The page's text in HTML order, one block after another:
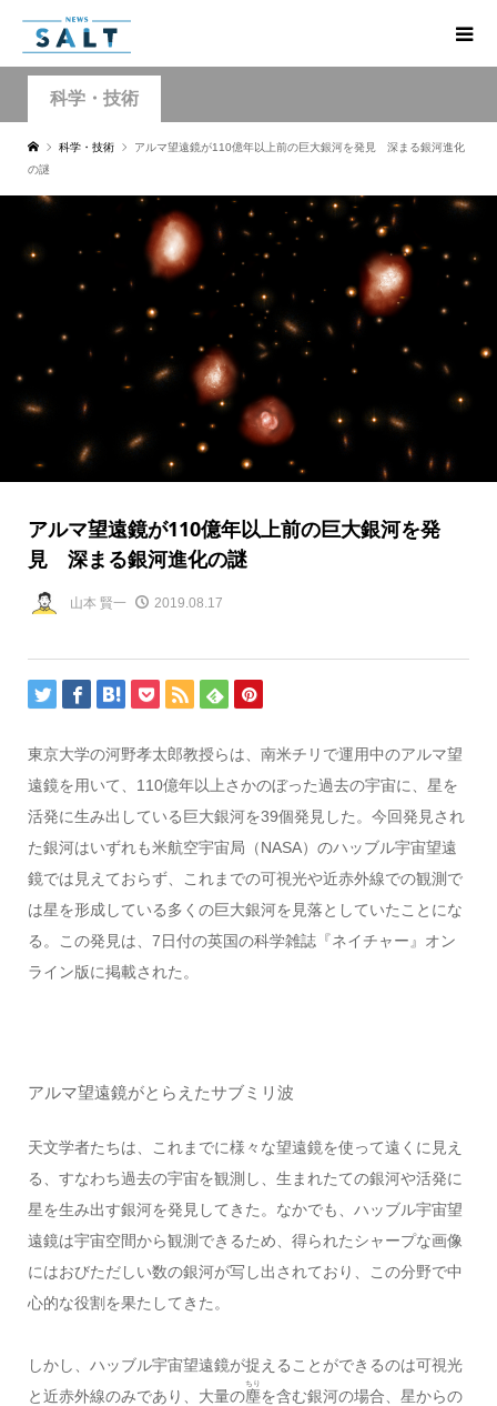
科学・技術
科学・技術
アルマ望遠鏡が110億年以上前の巨大銀河を発見 深まる銀河進化
の謎
アルマ望遠鏡が110億年以上前の巨大銀河を発
見 深まる銀河進化の謎
山本 賢一 2019.08.17
東京大学の河野孝太郎教授らは、南米チリで運用中のアルマ望
遠鏡を用いて、110億年以上さかのぼった過去の宇宙に、星を
活発に生み出している巨大銀河を39個発見した。今回発見され
た銀河はいずれも米航空宇宙局（NASA）のハッブル宇宙望遠
鏡では見えておらず、これまでの可視光や近赤外線での観測で
は星を形成している多くの巨大銀河を見落としていたことにな
る。この発見は、7日付の英国の科学雑誌『ネイチャー』オン
ライン版に掲載された。
アルマ望遠鏡がとらえたサブミリ波
天文学者たちは、これまでに様々な望遠鏡を使って遠くに見え
る、すなわち過去の宇宙を観測し、生まれたての銀河や活発に
星を生み出す銀河を発見してきた。なかでも、ハッブル宇宙望
遠鏡は宇宙空間から観測できるため、得られたシャープな画像
にはおびただしい数の銀河が写し出されており、この分野で中
心的な役割を果たしてきた。
しかし、ハッブル宇宙望遠鏡が捉えることができるのは可視光
と近赤外線のみであり、大量の塵
ちり
を含む銀河の場合、星からの